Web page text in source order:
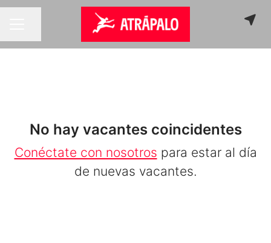
Compartir página
No hay vacantes coincidentes
Conéctate con nosotros para estar al día
de nuevas vacantes.